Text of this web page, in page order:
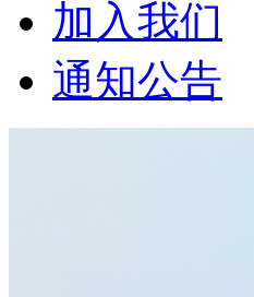
加入我们
通知公告